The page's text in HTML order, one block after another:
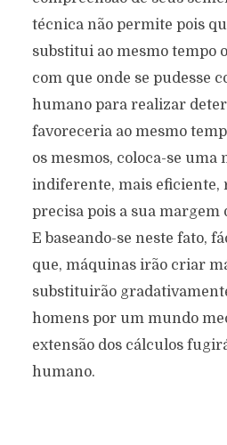
técnica não permite pois
substitui ao mesmo tempo
com que onde se pudesse
humano para realizar
favoreceria ao mesmo
os mesmos, coloca-se uma
indiferente, mais eficiente,
precisa pois a sua margem
E baseando-se neste fato,
que, máquinas irão criar
substituirão
homens por um mundo
extensão dos cálculos
humano.